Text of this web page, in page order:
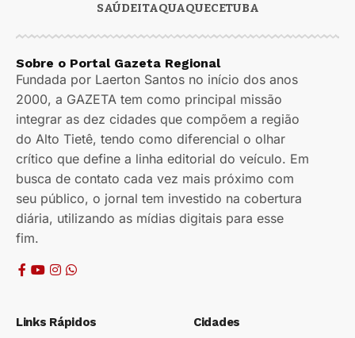
SAÚDEITAQUAQUECETUBA
Sobre o Portal Gazeta Regional
Fundada por Laerton Santos no início dos anos
2000, a GAZETA tem como principal missão
integrar as dez cidades que compõem a região
do Alto Tietê, tendo como diferencial o olhar
crítico que define a linha editorial do veículo. Em
busca de contato cada vez mais próximo com
seu público, o jornal tem investido na cobertura
diária, utilizando as mídias digitais para esse
fim.
Links Rápidos Cidades